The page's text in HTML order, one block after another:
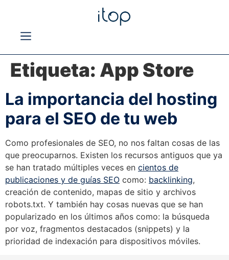
Etiqueta: App Store
La importancia del hosting
para el SEO de tu web
Como profesionales de SEO, no nos faltan cosas de las
que preocuparnos. Existen los recursos antiguos que ya
se han tratado múltiples veces en cientos de
publicaciones y de guías SEO como: backlinking,
creación de contenido, mapas de sitio y archivos
robots.txt. Y también hay cosas nuevas que se han
popularizado en los últimos años como: la búsqueda
por voz, fragmentos destacados (snippets) y la
prioridad de indexación para dispositivos móviles.